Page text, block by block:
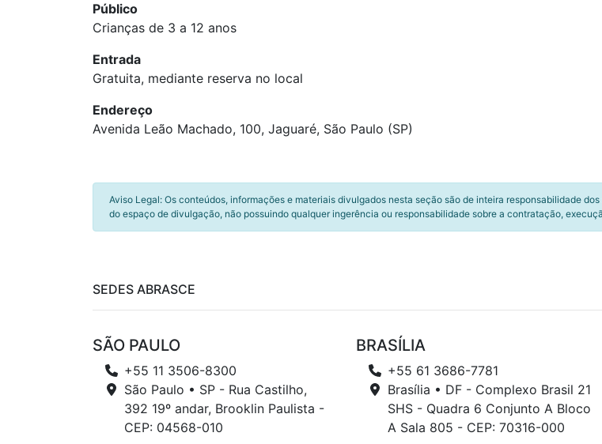
Público
Crianças de 3 a 12 anos
Entrada
Gratuita, mediante reserva no local
Endereço
Avenida Leão Machado, 100, Jaguaré, São Paulo (SP)
Aviso Legal: Os conteúdos, informações e materiais divulgados nesta seção são de inteira responsabilidade
do espaço de divulgação, não possuindo qualquer ingerência ou responsabilidade sobre a contratação,
SEDES ABRASCE
SÃO PAULO
+55 11 3506-8300
São Paulo • SP - Rua Castilho,
392 19º andar, Brooklin Paulista -
CEP: 04568-010
BRASÍLIA
+55 61 3686-7781
Brasília • DF - Complexo Brasil 21
SHS - Quadra 6 Conjunto A Bloco
A Sala 805 - CEP: 70316-000